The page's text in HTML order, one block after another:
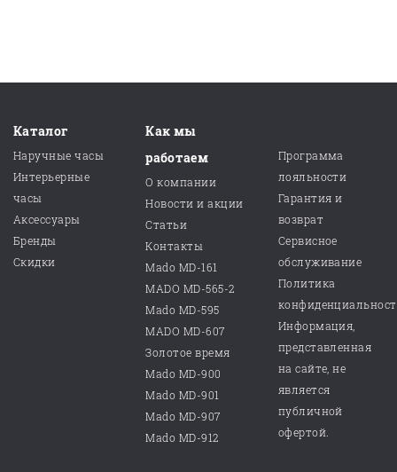
Каталог
Наручные часы
Интерьерные
часы
Аксессуары
Бренды
Скидки
Как мы
работаем
О компании
Новости и акции
Статьи
Контакты
Mado MD-161
MADO MD-565-2
Mado MD-595
MADO MD-607
Золотое время
Mado MD-900
Mado MD-901
Mado MD-907
Mado MD-912
Программа
лояльности
Гарантия и
возврат
Сервисное
обслуживание
Политика
Информация,
представленная
на сайте, не
является
публичной
офертой.